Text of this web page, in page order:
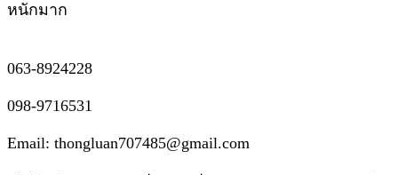
หนักมาก
063-8924228
098-9716531
Email: thongluan707485@gmail.com